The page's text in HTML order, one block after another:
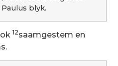
blyk.
12saamgestem en